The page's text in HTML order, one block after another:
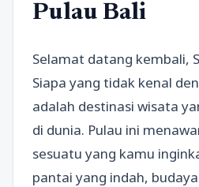
Pulau Bali
Selamat datang kembali,
Siapa yang tidak kenal
adalah destinasi wisata
di dunia. Pulau ini
sesuatu yang kamu
pantai yang indah,